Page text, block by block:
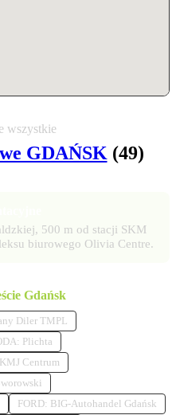
wszystkie
GDAŃSK (49)
500 m od stacji SKM
biurowego Olivia Centre.
Gdańsk
Diler TMPL
Plichta
Centrum
FORD: BIG-Autohandel Gdańsk